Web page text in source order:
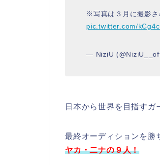
※写真は３月に撮影
pic.twitter.com/
— NiziU
日本から世界を目指すガ
最終オーディションを勝
ヤカ・二ナの９人！